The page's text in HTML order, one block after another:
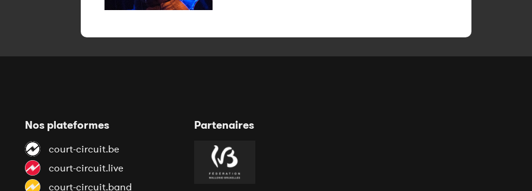
Nos plateformes
court-circuit.be
court-circuit.live
court-circuit.band
Partenaires